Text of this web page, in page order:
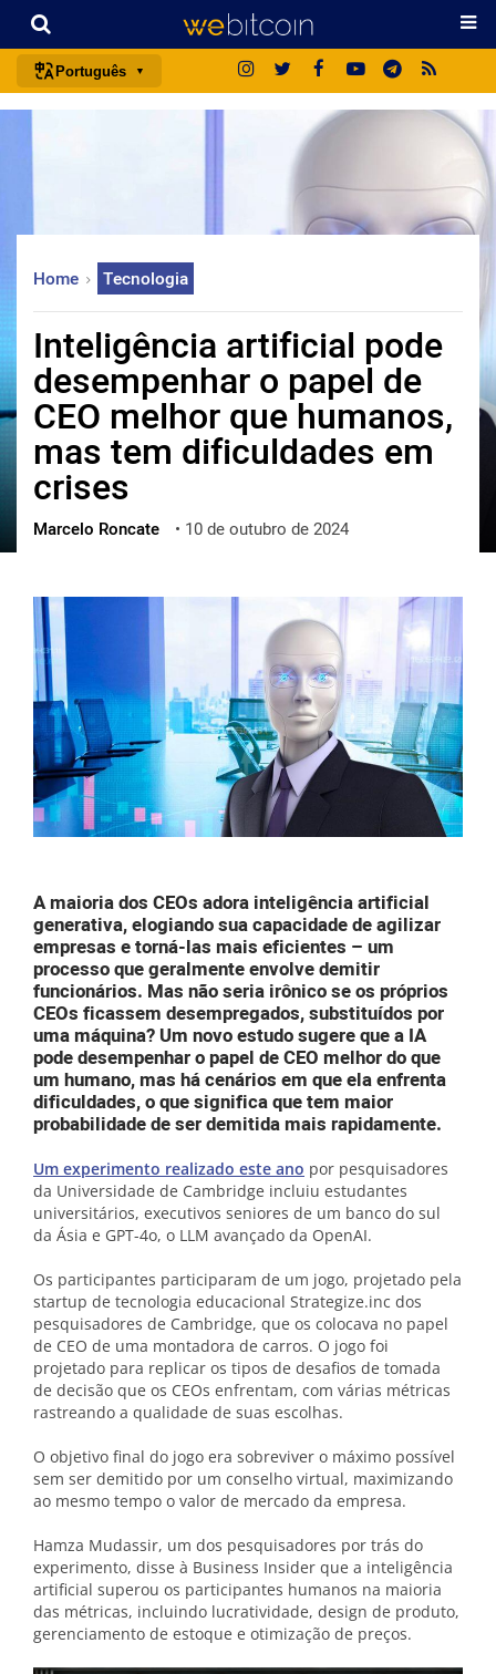
Português
deutsch
中文
русский
한국어
العربية
ไทย
ქართული
vietnamese
Home Tecnologia
Inteligência artificial pode
desempenhar o papel de
CEO melhor que humanos,
mas tem dificuldades em
crises
Marcelo Roncate • 10 de outubro de 2024
A maioria dos CEOs adora inteligência artificial
generativa, elogiando sua capacidade de agilizar
empresas e torná-las mais eficientes – um
processo que geralmente envolve demitir
funcionários. Mas não seria irônico se os próprios
CEOs ficassem desempregados, substituídos por
uma máquina? Um novo estudo sugere que a IA
pode desempenhar o papel de CEO melhor do que
um humano, mas há cenários em que ela enfrenta
dificuldades, o que significa que tem maior
probabilidade de ser demitida mais rapidamente.
Um experimento realizado este ano por pesquisadores
da Universidade de Cambridge incluiu estudantes
universitários, executivos seniores de um banco do sul
da Ásia e GPT-4o, o LLM avançado da OpenAI.
Os participantes participaram de um jogo, projetado pela
startup de tecnologia educacional Strategize.inc dos
pesquisadores de Cambridge, que os colocava no papel
de CEO de uma montadora de carros. O jogo foi
projetado para replicar os tipos de desafios de tomada
de decisão que os CEOs enfrentam, com várias métricas
rastreando a qualidade de suas escolhas.
O objetivo final do jogo era sobreviver o máximo possível
sem ser demitido por um conselho virtual, maximizando
ao mesmo tempo o valor de mercado da empresa.
Hamza Mudassir, um dos pesquisadores por trás do
experimento, disse à Business Insider que a inteligência
artificial superou os participantes humanos na maioria
das métricas, incluindo lucratividade, design de produto,
gerenciamento de estoque e otimização de preços.